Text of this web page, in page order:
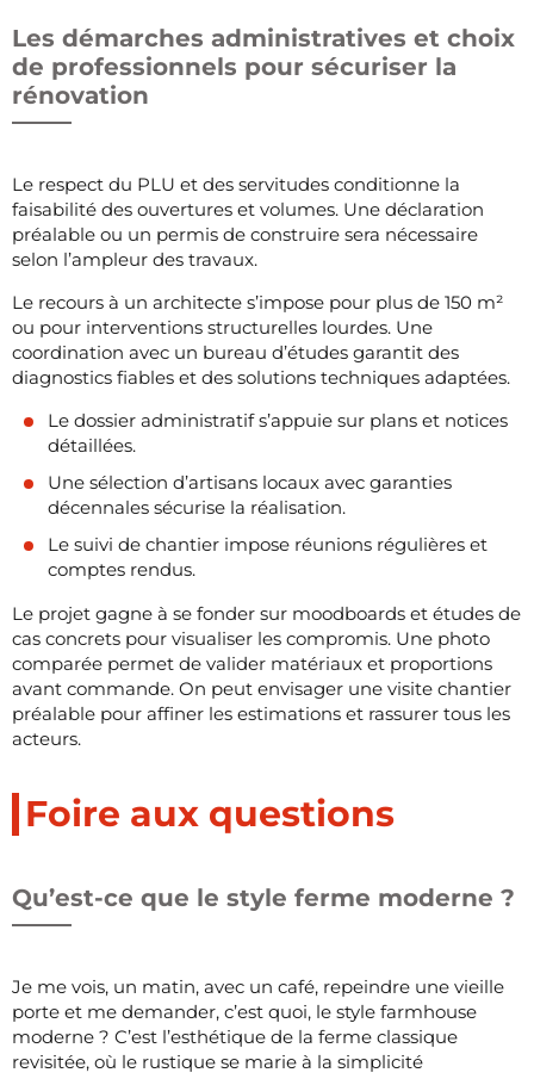
Les démarches administratives et choix
de professionnels pour sécuriser la
rénovation
Le respect du PLU et des servitudes conditionne la
faisabilité des ouvertures et volumes. Une déclaration
préalable ou un permis de construire sera nécessaire
selon l’ampleur des travaux.
Le recours à un architecte s’impose pour plus de 150 m²
ou pour interventions structurelles lourdes. Une
coordination avec un bureau d’études garantit des
diagnostics fiables et des solutions techniques adaptées.
Le dossier administratif s’appuie sur plans et notices
détaillées.
Une sélection d’artisans locaux avec garanties
décennales sécurise la réalisation.
Le suivi de chantier impose réunions régulières et
comptes rendus.
Le projet gagne à se fonder sur moodboards et études de
cas concrets pour visualiser les compromis. Une photo
comparée permet de valider matériaux et proportions
avant commande. On peut envisager une visite chantier
préalable pour affiner les estimations et rassurer tous les
acteurs.
Foire aux questions
Qu’est-ce que le style ferme moderne ?
Je me vois, un matin, avec un café, repeindre une vieille
porte et me demander, c’est quoi, le style farmhouse
moderne ? C’est l’esthétique de la ferme classique
revisitée, où le rustique se marie à la simplicité